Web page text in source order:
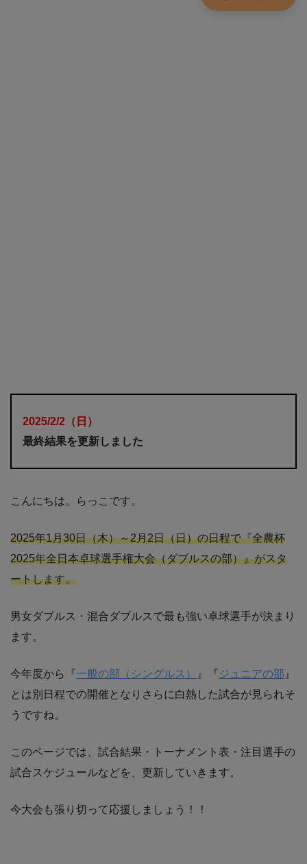
2025/2/2（日）
最終結果を更新しました
こんにちは。らっこです。
2025年1月30日（木）～2月2日（日）の日程で『全農杯
2025年全日本卓球選手権大会（ダブルスの部）』がスタ
ートします。
男女ダブルス・混合ダブルスで最も強い卓球選手が決まり
ます。
今年度から『一般の部（シングルス） 』『 ジュニアの部 』
とは別日程での開催となりさらに白熱した試合が見られそ
うですね。
このページでは、試合結果・トーナメント表・注目選手の
試合スケジュールなどを、更新していきます。
今大会も張り切って応援しましょう！！